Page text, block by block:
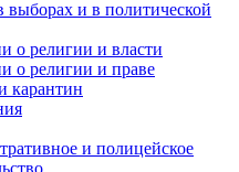
выборах и в политической
о религии и власти
о религии и праве
карантин
и полицейское